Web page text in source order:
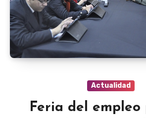
Actualidad
Feria del empleo